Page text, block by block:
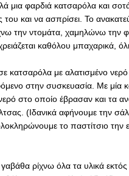
μια φαρδιά κατσαρόλα και
του και να ασπρίσει. Το
την ντομάτα, χαμηλώνω την
καθόλου μπαχαρικά,
κατσαρόλα με αλατισμένο
στην συσκευασία. Με μία
νερό στο οποίο έβρασαν και τα
(Ιδανικά αφήνουμε την
το παστίτσιο την
γαβάθα ρίχνω όλα τα υλικά